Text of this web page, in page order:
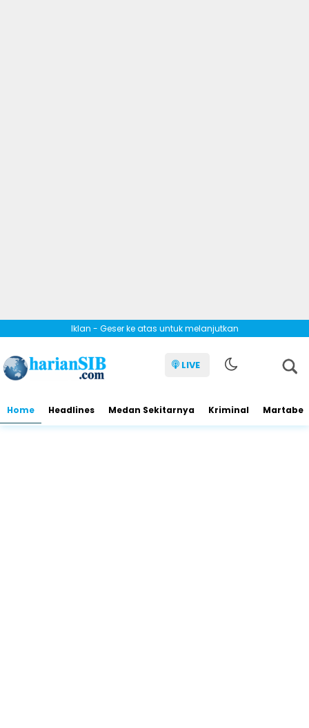
Iklan - Geser ke atas untuk melanjutkan
LIVE
Home Headlines Medan Sekitarnya Kriminal Martabe